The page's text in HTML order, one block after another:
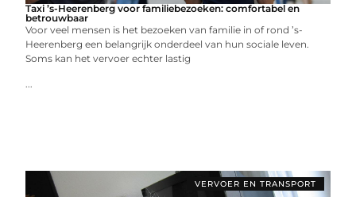
Taxi ’s-Heerenberg voor familiebezoeken: comfortabel en
betrouwbaar
Voor veel mensen is het bezoeken van familie in of rond ’s-
Heerenberg een belangrijk onderdeel van hun sociale leven.
Soms kan het vervoer echter lastig
...
VERVOER EN TRANSPORT